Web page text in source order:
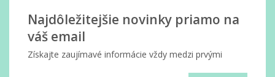
Najdôležitejšie novinky priamo na
váš email
Získajte zaujímavé informácie vždy medzi prvými